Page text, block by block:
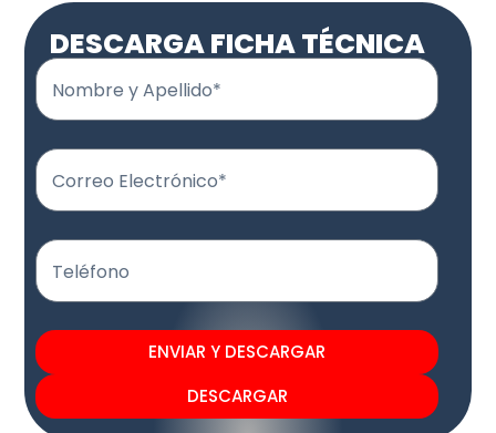
DESCARGA FICHA TÉCNICA
Nombre y Apellido*
Correo Electrónico*
Teléfono
ENVIAR Y DESCARGAR
DESCARGAR